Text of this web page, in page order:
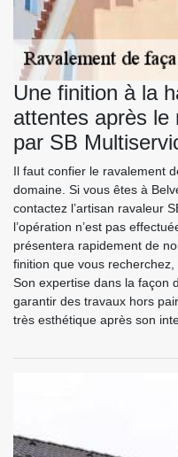
Une finition à la
attentes après le
par SB
Il faut confier le ravalement
domaine. Si vous êtes à
contactez l’artisan ravaleur
l’opération n’est pas
présentera rapidement de
finition que vous
Son expertise dans la façon
garantir des travaux hors
très esthétique après son